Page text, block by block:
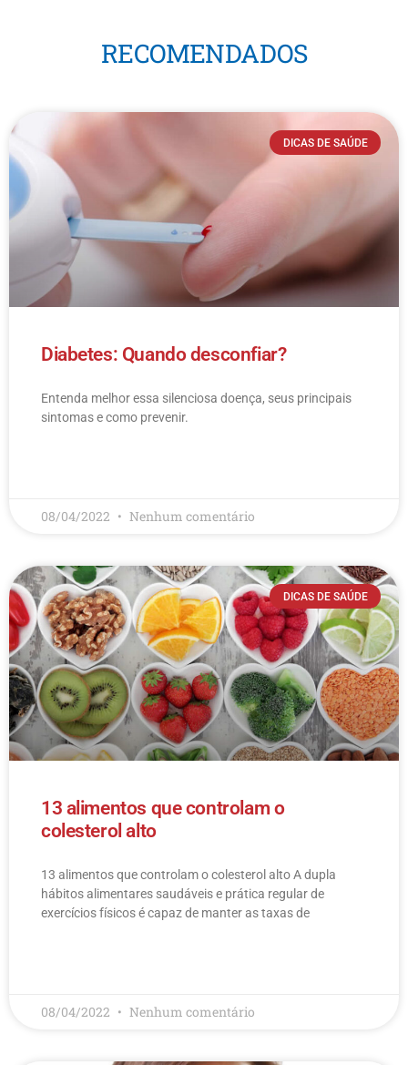
RECOMENDADOS
DICAS DE SAÚDE
Diabetes: Quando desconfiar?
Entenda melhor essa silenciosa doença, seus principais
sintomas e como prevenir.
08/04/2022 Nenhum comentário
DICAS DE SAÚDE
13 alimentos que controlam o
colesterol alto
13 alimentos que controlam o colesterol alto​ A dupla
hábitos alimentares saudáveis e prática regular de
exercícios físicos é capaz de manter as taxas de
08/04/2022 Nenhum comentário